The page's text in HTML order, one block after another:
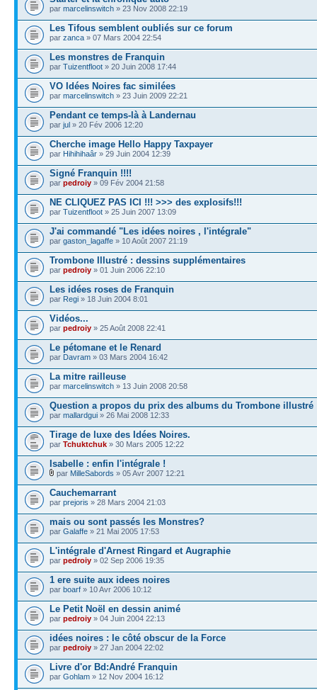
par marcelinswitch » 23 Nov 2008 22:19
Les Tifous semblent oubliés sur ce forum
par zanca » 07 Mars 2004 22:54
Les monstres de Franquin
par Tuizentfloot » 20 Juin 2008 17:44
VO Idées Noires fac similées
par marcelinswitch » 23 Juin 2009 22:21
Pendant ce temps-là à Landernau
par jul » 20 Fév 2006 12:20
Cherche image Hello Happy Taxpayer
par Hihihihaâr » 29 Juin 2004 12:39
Signé Franquin !!!!
par pedroiy » 09 Fév 2004 21:58
NE CLIQUEZ PAS ICI !!! >>> des explosifs!!!
par Tuizentfloot » 25 Juin 2007 13:09
J'ai commandé "Les idées noires , l'intégrale"
par gaston_lagaffe » 10 Août 2007 21:19
Trombone Illustré : dessins supplémentaires
par pedroiy » 01 Juin 2006 22:10
Les idées roses de Franquin
par Regi » 18 Juin 2004 8:01
Vidéos...
par pedroiy » 25 Août 2008 22:41
Le pétomane et le Renard
par Davram » 03 Mars 2004 16:42
La mitre railleuse
par marcelinswitch » 13 Juin 2008 20:58
Question a propos du prix des albums du Trombone illustré
par mallardgui » 26 Mai 2008 12:33
Tirage de luxe des Idées Noires.
par Tchuktchuk » 30 Mars 2005 12:22
Isabelle : enfin l'intégrale !
par MilleSabords » 05 Avr 2007 12:21
Cauchemarrant
par prejoris » 28 Mars 2004 21:03
mais ou sont passés les Monstres?
par Galaffe » 21 Mai 2005 17:53
L'intégrale d'Arnest Ringard et Augraphie
par pedroiy » 02 Sep 2006 19:35
1 ere suite aux idees noires
par boarf » 10 Avr 2006 10:12
Le Petit Noël en dessin animé
par pedroiy » 04 Juin 2004 22:13
idées noires : le côté obscur de la Force
par pedroiy » 27 Jan 2004 22:02
Livre d'or Bd:André Franquin
par Gohlam » 12 Nov 2004 16:12